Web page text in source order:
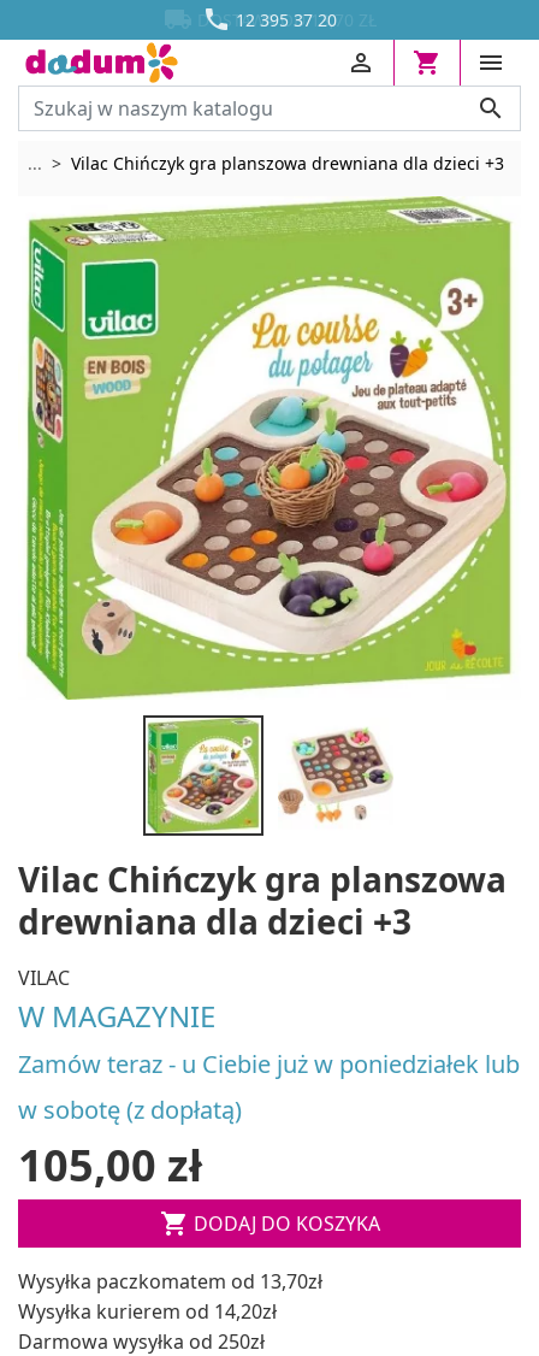
 12 395 37 20
 DOSTAWA OD 13,70 ZŁ






... Rozwiń breadcrumbs
Vilac Chińczyk gra planszowa drewniana dla dzieci +3
Vilac Chińczyk gra planszowa
drewniana dla dzieci +3
VILAC
W MAGAZYNIE
Zamów teraz - u Ciebie już w poniedziałek lub
w sobotę (z dopłatą)
105,00 zł
 DODAJ DO KOSZYKA
Wysyłka paczkomatem od 13,70zł
Wysyłka kurierem od 14,20zł
Darmowa wysyłka od 250zł